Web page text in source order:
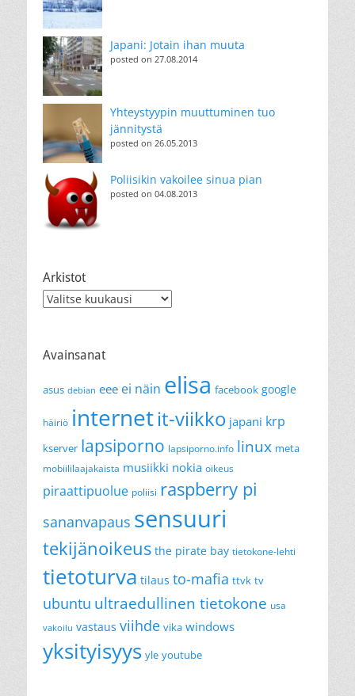
Japani: Jotain ihan muuta
posted on 27.08.2014
Yhteystyypin muuttuminen tuo
jännitystä
posted on 26.05.2013
Poliisikin vakoilee sinua pian
posted on 04.08.2013
Arkistot
Arkistot
Avainsanat
asus debian eee ei näin elisa facebook google
häiriö internetit-viikko japani krp
kserver lapsiporno lapsiporno.info linux meta
mobiililaajakaista musiikki nokia oikeus
piraattipuolue poliisi raspberry pi
sananvapaus sensuuri
tekijänoikeus the pirate bay tietokone-lehti
tietoturva tilaus to-mafia ttvk tv
ubuntu ultraedullinen tietokone usa
vakoilu vastaus viihde vika windows
yksityisyys yle youtube